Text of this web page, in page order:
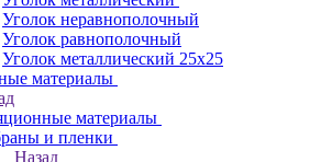
Уголок неравнополочный
Уголок равнополочный
Уголок металлический 25х25
материалы
материалы
и пленки
Назад